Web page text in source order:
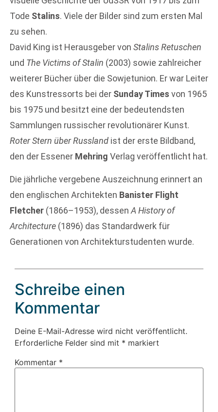
Tode Stalins. Viele der Bilder sind zum ersten Mal
zu sehen.
David King ist Herausgeber von Stalins Retuschen
und The Victims of Stalin (2003) sowie zahlreicher
weiterer Bücher über die Sowjetunion. Er war Leiter
des Kunstressorts bei der Sunday Times von 1965
bis 1975 und besitzt eine der bedeutendsten
Sammlungen russischer revolutionärer Kunst.
Roter Stern über Russland ist der erste Bildband,
den der Essener Mehring Verlag veröffentlicht hat.
Die jährliche vergebene Auszeichnung erinnert an
den englischen Architekten Banister Flight
Fletcher (1866–1953), dessen A History of
Architecture (1896) das Standardwerk für
Generationen von Architekturstudenten wurde.
Schreibe einen
Kommentar
Deine E-Mail-Adresse wird nicht veröffentlicht.
Erforderliche Felder sind mit * markiert
Kommentar *